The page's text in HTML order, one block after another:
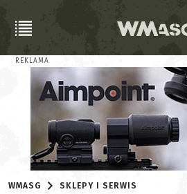
REKLAMA
WMASG SKLEPY I SERWIS